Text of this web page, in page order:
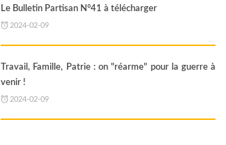
Le Bulletin Partisan N°41 à télécharger
2024-02-09
Travail, Famille, Patrie : on "réarme" pour la guerre à
venir !
2024-02-09